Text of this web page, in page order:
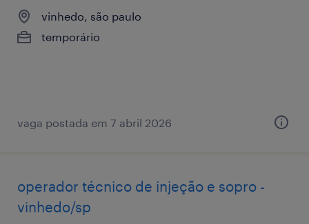
vinhedo, são paulo
temporário
vaga postada em 7 abril 2026
operador técnico de injeção e sopro -
vinhedo/sp